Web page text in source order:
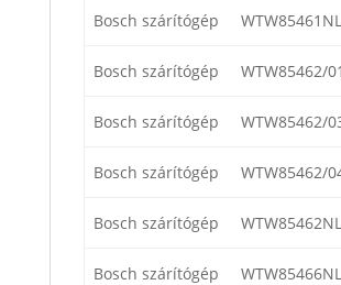
Bosch szárítógép
Bosch szárítógép WTW85462/01
Bosch szárítógép WTW85462/
Bosch szárítógép WTW85462/
Bosch szárítógép
Bosch szárítógép